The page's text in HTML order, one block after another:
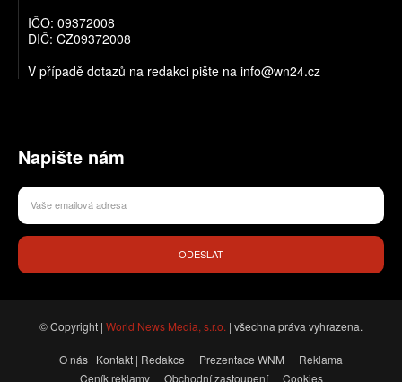
IČO: 09372008
DIČ: CZ09372008
V případě dotazů na redakci pište na info@wn24.cz
Napište nám
ODESLAT
© Copyright | World News Media, s.r.o. | všechna práva vyhrazena.
O nás | Kontakt | Redakce Prezentace WNM
Reklama
Ceník reklamy
Obchodní zastoupení Cookies